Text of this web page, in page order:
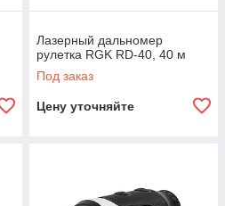
Лазерный дальномер
рулетка RGK RD-40, 40 м
Под заказ
Цену уточняйте